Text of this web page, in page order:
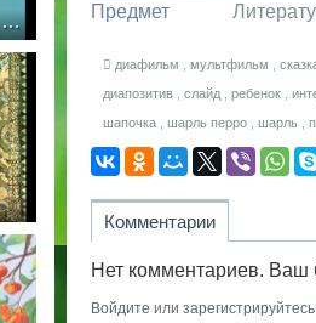
Предмет
диафильм мультфильм
диапозитив
слайд ребенок
шапочка
шарль перро шарль
Комментарии
Нет комментариев. Ваш
Войдите или зарегистрируйтесь
У страха глаза велики. Озвученный диафильм для детей